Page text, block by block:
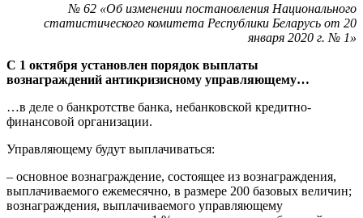
№ 62 «Об изменении постановления Национального
статистического комитета Республики Беларусь от 20
января 2020 г. № 1»
С 1 октября установлен порядок выплаты
вознаграждений антикризисному управляющему…
…в деле о банкротстве банка, небанковской кредитно-
финансовой организации.
Управляющему будут выплачиваться:
– основное вознаграждение, состоящее из вознаграждения,
выплачиваемого ежемесячно, в размере 200 базовых величин;
вознаграждения, выплачиваемого управляющему